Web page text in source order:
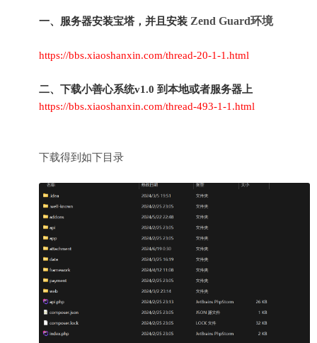
一、服务器安装宝塔，并且安装 Zend Guard环境
https://bbs.xiaoshanxin.com/thread-20-1-1.html
二、下载小善心系统v1.0 到本地或者服务器上
https://bbs.xiaoshanxin.com/thread-493-1-1.html
下载得到如下目录